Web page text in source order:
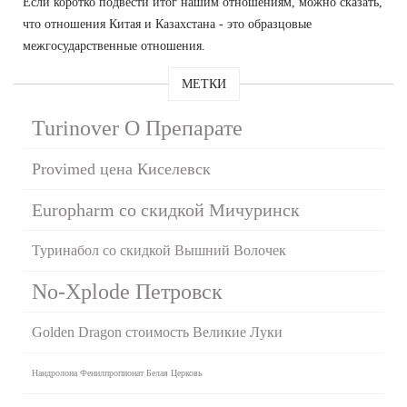
что отношения Китая и Казахстана - это образцовые
межгосударственные отношения.
МЕТКИ
Turinover О Препарате
Provimed цена Киселевск
Europharm со скидкой Мичуринск
Туринабол со скидкой Вышний Волочек
No-Xplode Петровск
Golden Dragon стоимость Великие Луки
Нандролона Фенилпропионат Белая Церковь